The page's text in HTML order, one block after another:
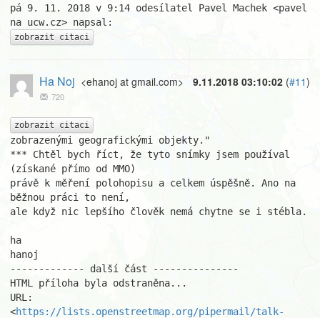
pá 9. 11. 2018 v 9:14 odesílatel Pavel Machek <pavel
zobrazit citaci
9.11.2018 03:10:02 (#11)
Ha Noj <ehanoj at gmail.com>
720
zobrazit citaci
zobrazenými geografickými objekty."
*** Chtěl bych říct, že tyto snímky jsem používal
(získané přímo od MMO)
právě k měření polohopisu a celkem úspěšně. Ano na
běžnou práci to není,
ale když nic lepšího člověk nemá chytne se i stébla.
ha
hanoj
------------- další část ---------------
HTML příloha byla odstraněna...
URL:
<https://lists.openstreetmap.org/pipermail/talk-